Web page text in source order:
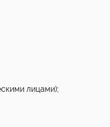
лицами);